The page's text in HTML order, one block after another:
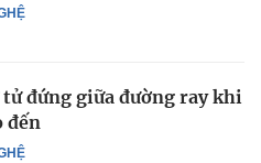
tử đứng giữa đường ray khi
đến